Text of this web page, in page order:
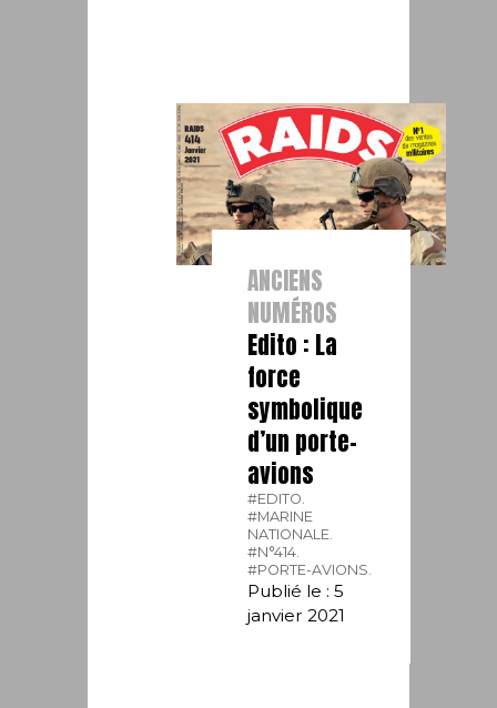
ANCIENS
NUMÉROS
Edito : La
force
symbolique
d’un porte-
avions
#EDITO.
#MARINE
NATIONALE.
#N°414.
#PORTE-AVIONS.
Publié le : 5
janvier 2021